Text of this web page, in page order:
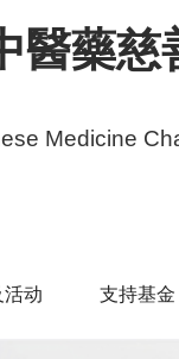
醫藥慈
Medicine
活动 支持基金